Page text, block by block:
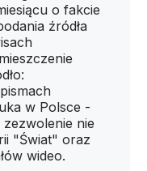
o fakcie
źródła
w Polsce -
nie
"Świat" oraz
wideo.